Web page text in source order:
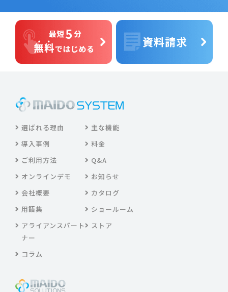
選ばれる理由
主な機能
導入事例
料金
ご利用方法
Q&A
オンラインデモ
お知らせ
会社概要
カタログ
用語集
ショールーム
アライアンスパート
ナー
ストア
コラム